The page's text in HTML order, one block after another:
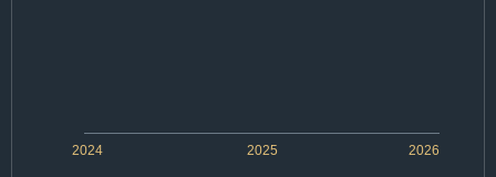
2024 2026
2025